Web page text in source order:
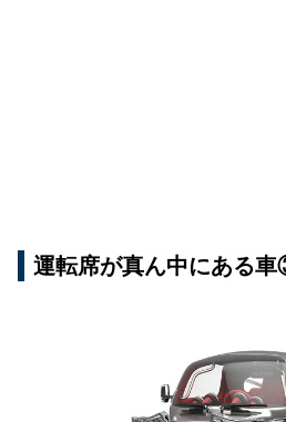
運転席が真ん中にある